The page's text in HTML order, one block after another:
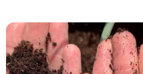
suikerbieten.